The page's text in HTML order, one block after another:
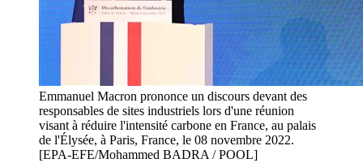
Emmanuel Macron prononce un discours devant des
responsables de sites industriels lors d'une réunion
visant à réduire l'intensité carbone en France, au palais
de l'Élysée, à Paris, France, le 08 novembre 2022.
[EPA-EFE/Mohammed BADRA / POOL]